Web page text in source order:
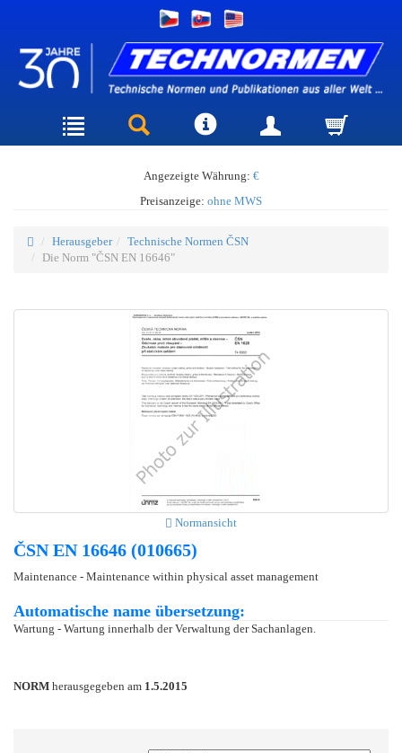
Angezeigte Währung: €
Preisanzeige: ohne MWS
Herausgeber
Technische Normen ČSN
Die Norm "ČSN EN 16646"
Normansicht
ČSN EN 16646 (010665)
Maintenance - Maintenance within physical asset management
Automatische name übersetzung:
Wartung - Wartung innerhalb der Verwaltung der Sachanlagen.
NORM herausgegeben am 1.5.2015